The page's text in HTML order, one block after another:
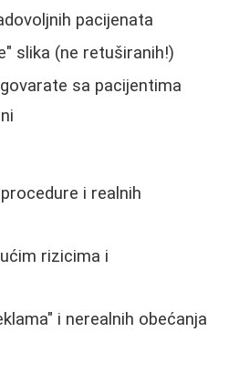
pacijenata
slika (ne retuširanih!)
sa pacijentima
i realnih
rizicima i
i nerealnih obećanja